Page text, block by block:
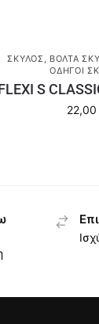
ΣΚΎΛΟΣ, ΒΌΛΤΑ
ΟΔΗΓΟΊ
S